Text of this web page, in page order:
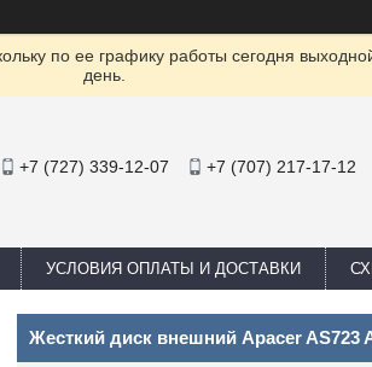
по ее графику работы сегодня
день.
+7 (727) 339-12-07 +7 (707) 217-17-12
УСЛОВИЯ ОПЛАТЫ И ДОСТАВКИ
Жесткий диск внешний Apacer AS723